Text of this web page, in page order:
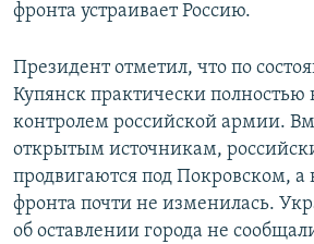
фронта устраивает Россию.
Президент отметил, что по
Купянск практически полностью
контролем российской армии.
открытым источникам,
продвигаются под Покровском, а
фронта почти не изменилась.
об оставлении города не